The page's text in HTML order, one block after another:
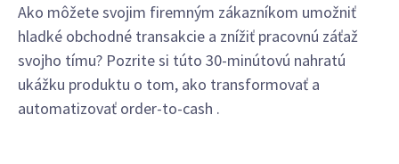
Ako môžete svojim firemným zákazníkom umožniť
hladké obchodné transakcie a znížiť pracovnú záťaž
svojho tímu? Pozrite si túto 30-minútovú nahratú
ukážku produktu o tom, ako transformovať a
automatizovať order-to-cash .